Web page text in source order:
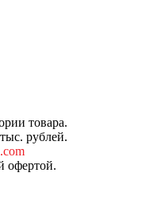
товара.
рублей.
офертой.